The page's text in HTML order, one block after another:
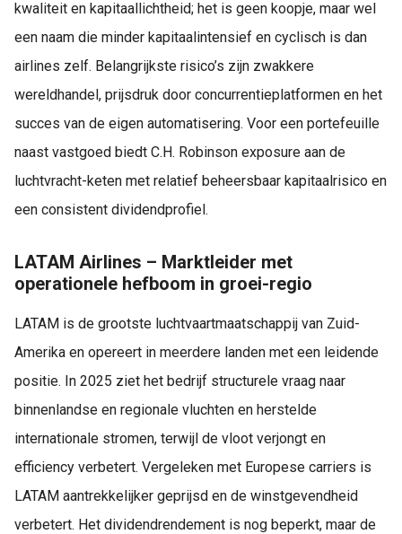
kwaliteit en kapitaallichtheid; het is geen koopje, maar wel
een naam die minder kapitaalintensief en cyclisch is dan
airlines zelf. Belangrijkste risico’s zijn zwakkere
wereldhandel, prijsdruk door concurrentieplatformen en het
succes van de eigen automatisering. Voor een portefeuille
naast vastgoed biedt C.H. Robinson exposure aan de
luchtvracht-keten met relatief beheersbaar kapitaalrisico en
een consistent dividendprofiel.
LATAM Airlines – Marktleider met
operationele hefboom in groei-regio
LATAM is de grootste luchtvaartmaatschappij van Zuid-
Amerika en opereert in meerdere landen met een leidende
positie. In 2025 ziet het bedrijf structurele vraag naar
binnenlandse en regionale vluchten en herstelde
internationale stromen, terwijl de vloot verjongt en
efficiency verbetert. Vergeleken met Europese carriers is
LATAM aantrekkelijker geprijsd en de winstgevendheid
verbetert. Het dividendrendement is nog beperkt, maar de